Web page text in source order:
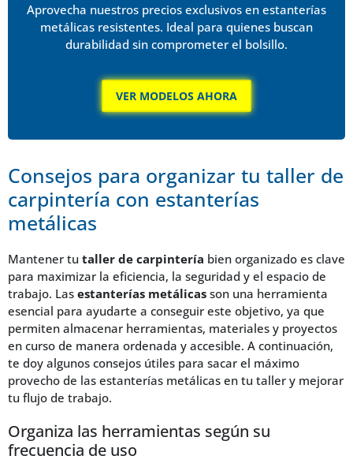
Aprovecha nuestros precios exclusivos en estanterías
metálicas resistentes. Ideal para quienes buscan
durabilidad sin comprometer el bolsillo.
VER MODELOS AHORA
Consejos para organizar tu taller de
carpintería con estanterías
metálicas
Mantener tu taller de carpintería bien organizado es clave
para maximizar la eficiencia, la seguridad y el espacio de
trabajo. Las estanterías metálicas son una herramienta
esencial para ayudarte a conseguir este objetivo, ya que
permiten almacenar herramientas, materiales y proyectos
en curso de manera ordenada y accesible. A continuación,
te doy algunos consejos útiles para sacar el máximo
provecho de las estanterías metálicas en tu taller y mejorar
tu flujo de trabajo.
Organiza las herramientas según su
frecuencia de uso